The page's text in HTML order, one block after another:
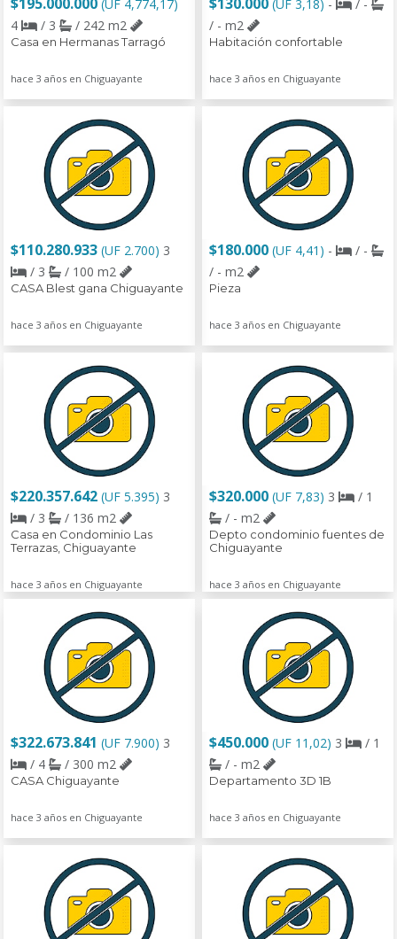
(UF 4,774,17)
4
/ 3 / 242 m2
Casa en Hermanas Tarragó
hace 3 años en Chiguayante
(UF 3,18) -
/ -
/ - m2
Habitación confortable
hace 3 años en Chiguayante
$110.280.933 (UF 2.700) 3
/ 3
/ 100 m2
CASA Blest gana Chiguayante
hace 3 años en Chiguayante
$180.000 (UF 4,41) -
/ -
/ - m2
Pieza
hace 3 años en Chiguayante
$220.357.642 (UF 5.395) 3
/ 3
/ 136 m2
Casa en Condominio Las
Terrazas, Chiguayante
hace 3 años en Chiguayante
$320.000 (UF 7,83) 3
/ 1
/ - m2
Depto condominio fuentes de
Chiguayante
hace 3 años en Chiguayante
$322.673.841 (UF 7.900) 3
/ 4
/ 300 m2
CASA Chiguayante
hace 3 años en Chiguayante
$450.000 (UF 11,02) 3
/ 1
/ - m2
Departamento 3D 1B
hace 3 años en Chiguayante